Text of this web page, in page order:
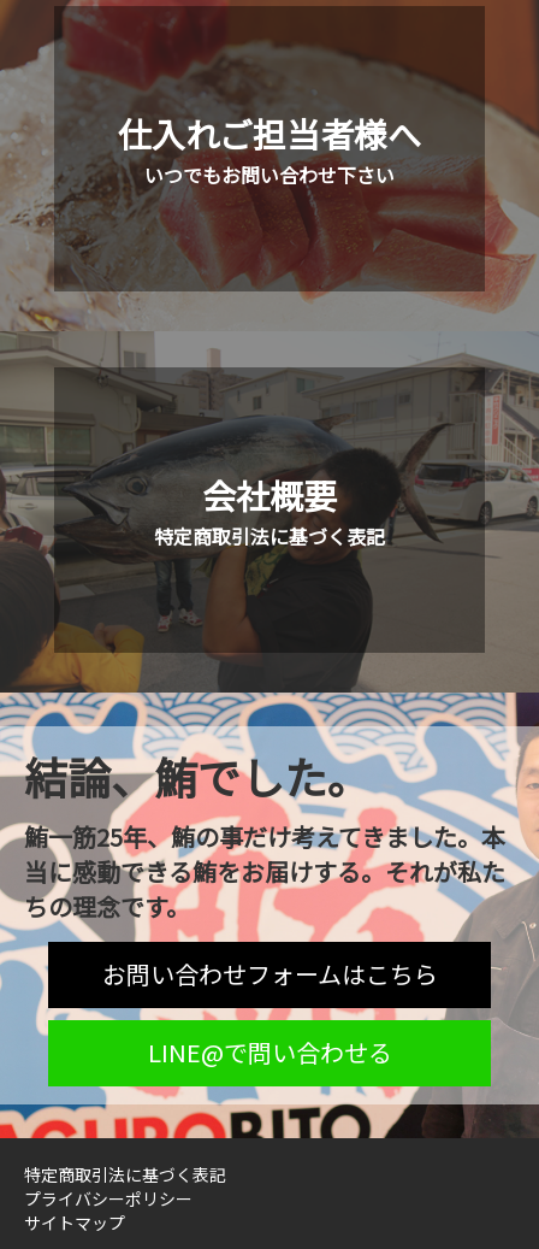
仕入れご担当者様へ
いつでもお問い合わせ下さい
会社概要
特定商取引法に基づく表記
結論、鮪でした。
鮪一筋25年、鮪の事だけ考えてきました。本
当に感動できる鮪をお届けする。それが私た
ちの理念です。
お問い合わせフォームはこちら
LINE@で問い合わせる
特定商取引法に基づく表記
プライバシーポリシー
サイトマップ